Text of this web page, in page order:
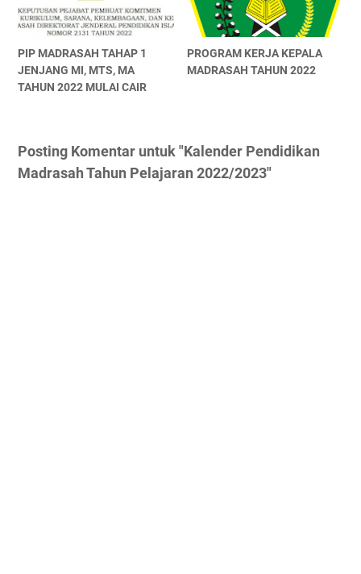
PIP MADRASAH TAHAP 1
JENJANG MI, MTS, MA
TAHUN 2022 MULAI CAIR
PROGRAM KERJA KEPALA
MADRASAH TAHUN 2022
Posting Komentar untuk "Kalender Pendidikan
Madrasah Tahun Pelajaran 2022/2023"